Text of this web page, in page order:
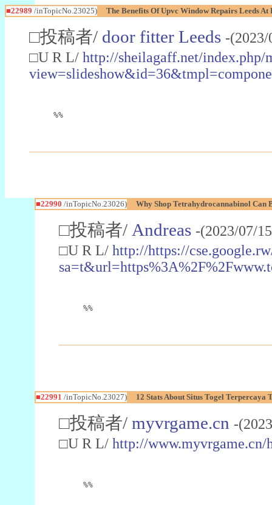
■22989 /inTopicNo.23025) The Benefits Of Upvc Window Repairs Leeds
□投稿者/ door fitter Leeds -
□U R L/ http://sheilagaff.net/index.php/
%%
■22990 /inTopicNo.23026) Why Shop Tetrahydrocannabinol Can
□投稿者/ Andreas -(2023/07/
□U R L/ http://https://
%%
■22991 /inTopicNo.23027) 12 Stats About Situs Togel Terpercaya
□投稿者/ myvrgame.cn -
□U R L/ http://www.myvrgame.cn/
%%